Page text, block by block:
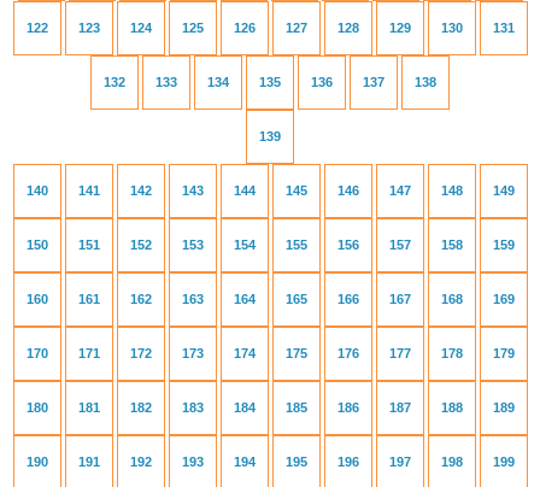
122 123 124 125 126 127 128 129 130 131
132 133 134 135 136 137 138
139
140 141 142 143 144 145 146 147 148 149
150 151 152 153 154 155 156 157 158 159
160 161 162 163 164 165 166 167 168 169
170 171 172 173 174 175 176 177 178 179
180 181 182 183 184 185 186 187 188 189
190 191 192 193 194 195 196 197 198 199